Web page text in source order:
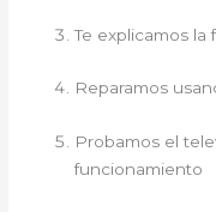
Te explicamos la
Reparamos
Probamos el
funcionamiento